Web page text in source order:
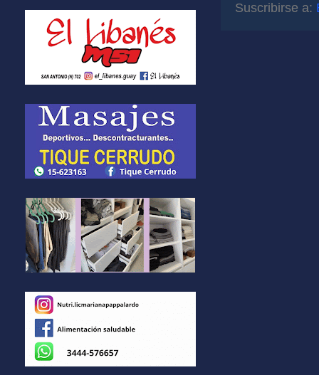
Suscribirse a: